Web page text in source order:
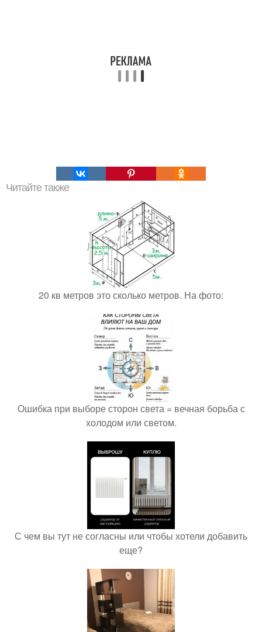
Читайте также
20 кв метров это сколько метров. На фото:
Ошибка при выборе сторон света = вечная борьба с
холодом или светом.
С чем вы тут не согласны или чтобы хотели добавить
еще?